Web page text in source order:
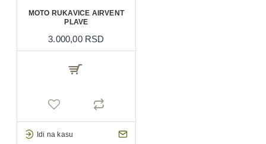
MOTO RUKAVICE AIRVENT
PLAVE
3.000,00 RSD
Idi na kasu